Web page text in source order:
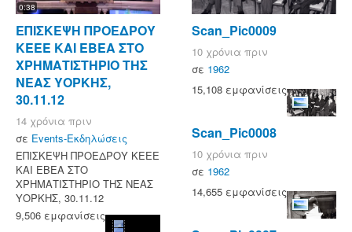
0:38
ΕΠΙΣΚΕΨΗ ΠΡΟΕΔΡΟΥ
ΚΕΕΕ ΚΑΙ ΕΒΕΑ ΣΤΟ
ΧΡΗΜΑΤΙΣΤΗΡΙΟ ΤΗΣ
ΝΕΑΣ ΥΟΡΚΗΣ,
30.11.12
14 χρόνια πριν
σε Events-Εκδηλώσεις
ΕΠΙΣΚΕΨΗ ΠΡΟΕΔΡΟΥ ΚΕΕΕ
ΚΑΙ ΕΒΕΑ ΣΤΟ
ΧΡΗΜΑΤΙΣΤΗΡΙΟ ΤΗΣ ΝΕΑΣ
ΥΟΡΚΗΣ, 30.11.12
9,506 εμφανίσεις
Scan_Pic0009
10 χρόνια πριν
σε 1962
15,108 εμφανίσεις
Scan_Pic0008
10 χρόνια πριν
σε 1962
14,655 εμφανίσεις